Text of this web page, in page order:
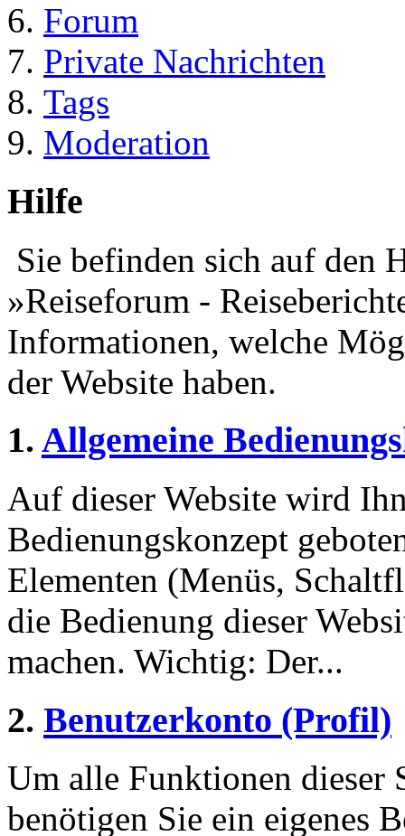
Forum
Private Nachrichten
Tags
Moderation
Hilfe
Sie befinden sich auf den
»Reiseforum -
Informationen, welche
der Website haben.
1. Allgemeine
Auf dieser Website wird
Bedienungskonzept
Elementen (Menüs,
die Bedienung dieser
machen. Wichtig: Der...
2. Benutzerkonto (Profil)
Um alle Funktionen dieser
benötigen Sie ein eigenes